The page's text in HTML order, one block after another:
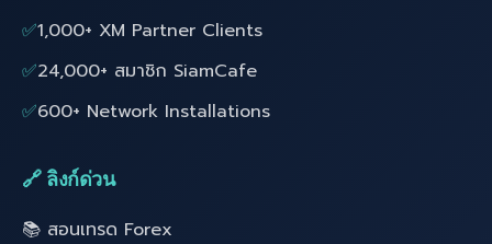
✅1,000+ XM Partner Clients
✅24,000+ สมาชิก SiamCafe
✅600+ Network Installations
🔗 ลิงก์ด่วน
📚 สอนเทรด Forex